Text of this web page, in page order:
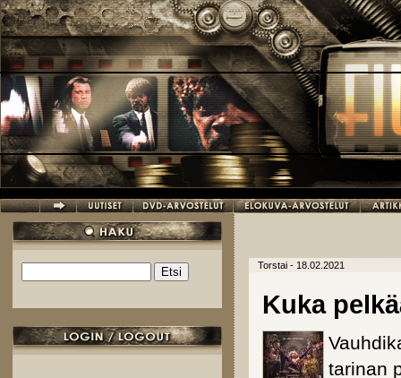
Hyppää pääsisältöön
Hakulomake
Torstai - 18.02.2021
Kuka
tarinan